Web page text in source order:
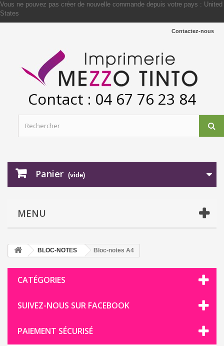
Vous ne pouvez pas créer de nouvelle commande depuis votre pays : United
States
Contactez-nous
Contact : 04 67 76 23 84
Panier (vide)
MENU
BLOC-NOTES Bloc-notes A4
CATÉGORIES
SUIVEZ-NOUS SUR FACEBOOK
PAIEMENT SÉCURISÉ